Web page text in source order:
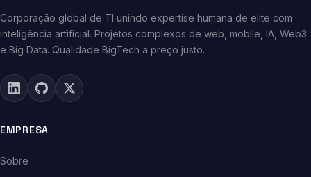
Corporação global de TI unindo expertise humana de elite com
inteligência artificial. Projetos complexos de web, mobile, IA, Web3
e Big Data. Qualidade BigTech a preço justo.
EMPRESA
Sobre